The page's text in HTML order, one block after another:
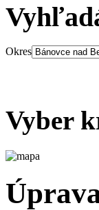
Okres
Vyber